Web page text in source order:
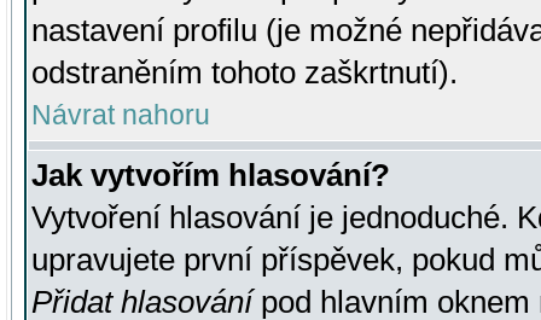
nastavení profilu (je možné
odstraněním tohoto zaškrtnutí).
Návrat nahoru
Jak vytvořím hlasování?
Vytvoření hlasování je jednoduché.
upravujete první příspěvek, pokud
Přidat hlasovánípod hlavním oknem